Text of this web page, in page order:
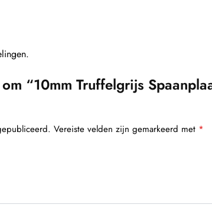
“10mm Truffelgrijs
Vereiste velden zijn gemarkeerd met *